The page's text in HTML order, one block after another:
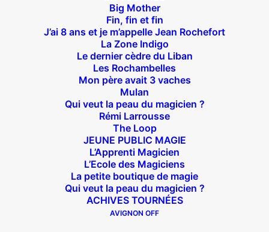
Big Mother
Fin, fin et fin
J’ai 8 ans et je m’appelle Jean Rochefort
La Zone Indigo
Le dernier cèdre du Liban
Les Rochambelles
Mon père avait 3 vaches
Mulan
Qui veut la peau du magicien ?
Rémi Larrousse
The Loop
JEUNE PUBLIC MAGIE
L’Apprenti Magicien
L’Ecole des Magiciens
La petite boutique de magie
Qui veut la peau du magicien ?
ACHIVES TOURNÉES
AVIGNON OFF
Théâtre des Béliers Parisiens
14 bis rue Sainte Isaure 75018 Paris– M° Jules
Joffrin / Simplon – Loc :01 42 62 35 00
À l’affiche
Big Mother